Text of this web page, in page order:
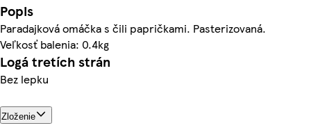
Popis
Paradajková omáčka s čili papričkami. Pasterizovaná.
Veľkosť balenia: 0.4kg
Logá tretích strán
Bez lepku
Zloženie